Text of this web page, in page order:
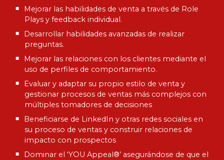
Mejorar las habilidades de venta a través de Role
Plays y feedback individual.
Desarrollar habilidades avanzadas de realizar
preguntas.
Mejorar las relaciones con los clientes mediante el
uso de perfiles de comportamiento.
Evaluar y adaptar su propio estilo de venta y
gestionar procesos de ventas más complejos con
múltiples tomadores de decisiones
Beneficiarse de LinkedIn y otras redes sociales en
su proceso de ventas y construir relaciones de
impacto con prospectos
Dominar el ‘YOU Appeal®’ asegurándose de que el